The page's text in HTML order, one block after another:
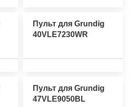
Пульт для Grundig
40VLE7230WR
Пульт для Grundig
47VLE9050BL